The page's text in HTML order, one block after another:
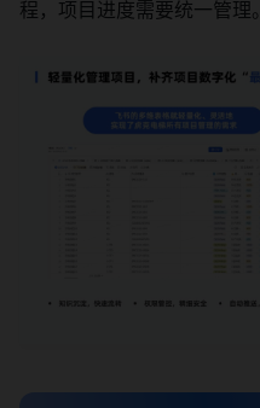
程，项目进度需要统一管理。